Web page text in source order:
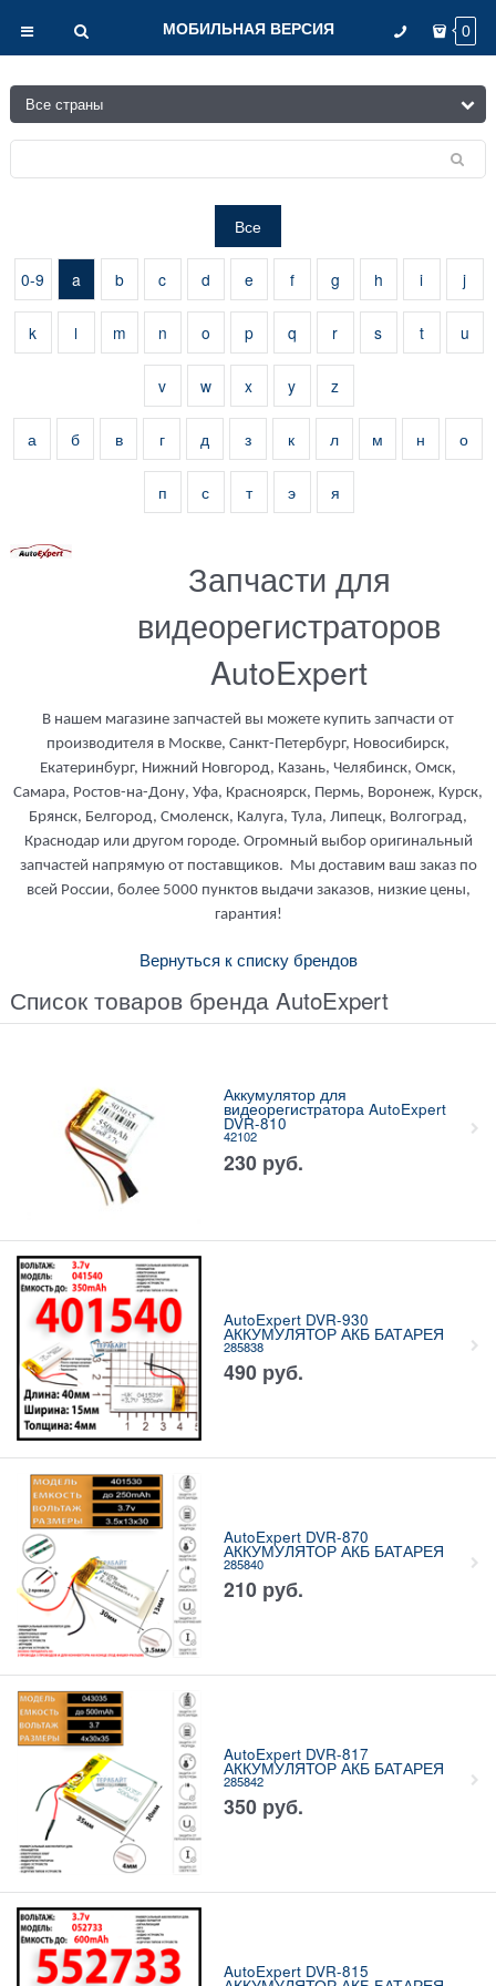
МОБИЛЬНАЯ ВЕРСИЯ 0
Все
0-9 a b c d e f g h i j
k l m n o p q r s t u
v w x y z
а б в г д з к л м н о
п с т э я
Запчасти для
видеорегистраторов
AutoExpert
В нашем магазине запчастей вы можете купить запчасти от
производителя в Москве, Санкт-Петербург, Новосибирск,
Екатеринбург, Нижний Новгород, Казань, Челябинск, Омск,
Самара, Ростов-на-Дону, Уфа, Красноярск, Пермь, Воронеж, Курск,
Брянск, Белгород, Смоленск, Калуга, Тула, Липецк, Волгоград,
Краснодар или другом городе. Огромный выбор оригинальный
запчастей напрямую от поставщиков. Мы доставим ваш заказ по
всей России, более 5000 пунктов выдачи заказов, низкие цены,
гарантия!
Вернуться к списку брендов
Список товаров бренда AutoExpert
Аккумулятор для
видеорегистратора AutoExpert
DVR-810
42102
230 руб.
AutoExpert DVR-930
АККУМУЛЯТОР АКБ БАТАРЕЯ
285838
490 руб.
AutoExpert DVR-870
АККУМУЛЯТОР АКБ БАТАРЕЯ
285840
210 руб.
AutoExpert DVR-817
АККУМУЛЯТОР АКБ БАТАРЕЯ
285842
350 руб.
AutoExpert DVR-815